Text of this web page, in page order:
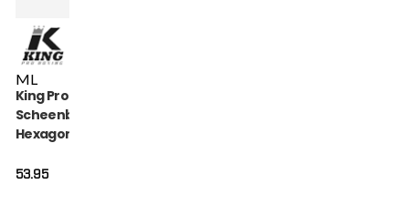
ML
King Pro Boxing
Scheenbeschermers
Hexagon (KPB-SG-
53.95